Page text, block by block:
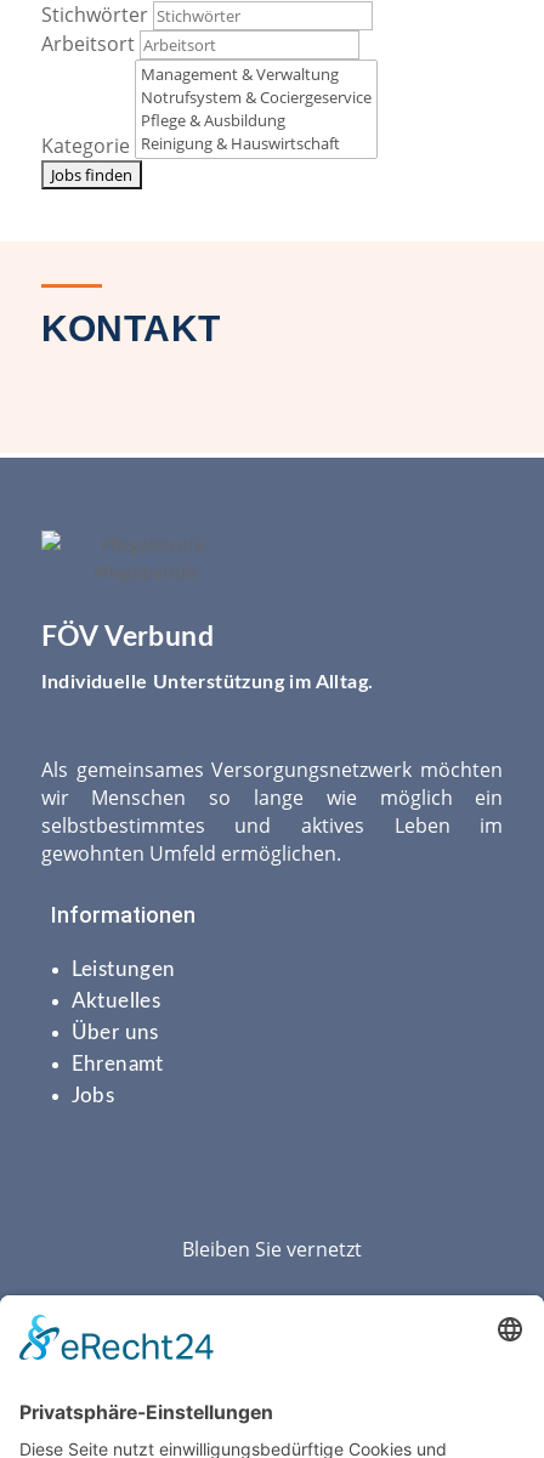
Stichwörter
Arbeitsort
Kategorie
KONTAKT
Tel.:
FÖV Verbund
Individuelle Unterstützung im Alltag.
Als gemeinsames Versorgungsnetzwerk möchten
wir Menschen so lange wie möglich ein
selbstbestimmtes und aktives Leben im
gewohnten Umfeld ermöglichen.
Informationen
Leistungen
Aktuelles
Über uns
Ehrenamt
Jobs
Bleiben Sie vernetzt